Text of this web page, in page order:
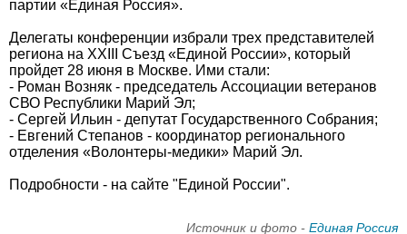
партии «Единая Россия».
Делегаты конференции избрали трех представителей
региона на XXIII Съезд «Единой России», который
пройдет 28 июня в Москве. Ими стали:
- Роман Возняк - председатель Ассоциации ветеранов
СВО Республики Марий Эл;
- Сергей Ильин - депутат Государственного Собрания;
- Евгений Степанов - координатор регионального
отделения «Волонтеры-медики» Марий Эл.
Подробности - на сайте "Единой России".
Источник и фото - Единая Россия